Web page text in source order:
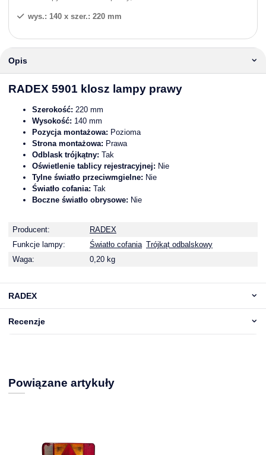
wys.: 140 x szer.: 220 mm
Opis
RADEX 5901 klosz lampy prawy
Szerokość: 220 mm
Wysokość: 140 mm
Pozycja montażowa: Pozioma
Strona montażowa: Prawa
Odblask trójkątny: Tak
Oświetlenie tablicy rejestracyjnej: Nie
Tylne światło przeciwmgielne: Nie
Światło cofania: Tak
Boczne światło obrysowe: Nie
Producent:
RADEX
Funkcje lampy:
Światło cofania Trójkąt odbalskowy
Waga:
0,20 kg
RADEX
Recenzje
Powiązane artykuły